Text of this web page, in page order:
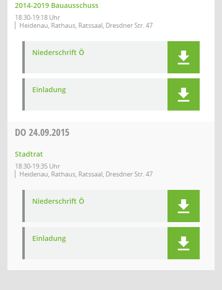
2014-2019 Bauausschuss
18:30-19:18 Uhr
Heidenau, Rathaus, Ratssaal, Dresdner Str. 47
Niederschrift Ö
Einladung
DO 24.09.2015
Stadtrat
18:30-19:35 Uhr
Heidenau, Rathaus, Ratssaal, Dresdner Str. 47
Niederschrift Ö
Einladung